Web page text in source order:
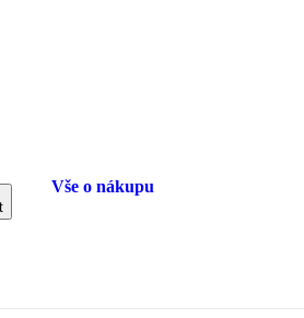
Vše o nákupu